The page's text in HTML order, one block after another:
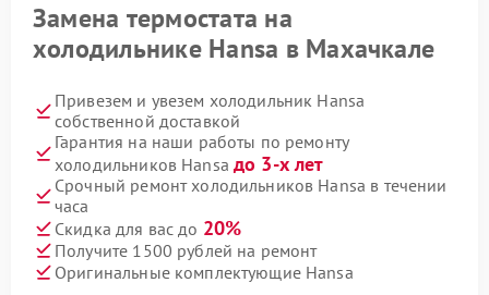
Замена термостата на
холодильнике Hansa в Махачкале
Привезем и увезем холодильник Hansa
собственной доставкой
Гарантия на наши работы по ремонту
холодильников Hansaдо 3-х лет
Срочный ремонт холодильников Hansa в течении
часа
Скидка для вас до 20%
Получите 1500 рублей на ремонт
Оригинальные комплектующие Hansa